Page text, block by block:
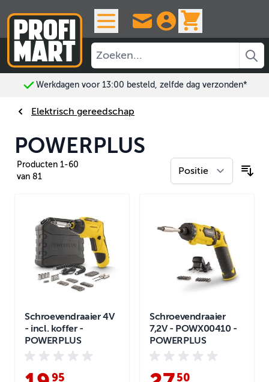
Altijd 30 dagen bedenktijd
Elektrisch gereedschap
POWERPLUS
Producten 1-60
van 81
Schroevendraaier 4V
- incl. koffer -
POWERPLUS
95
Schroevendraaier
7,2V - POWX00410 -
POWERPLUS
50